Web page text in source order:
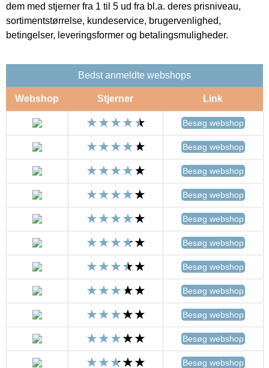
dem med stjerner fra 1 til 5 ud fra bl.a. deres prisniveau,
sortimentstørrelse, kundeservice, brugervenlighed,
betingelser, leveringsformer og betalingsmuligheder.
Bedst anmeldte webshops
Webshop Stjerner Link
Besøg webshop
Besøg webshop
Besøg webshop
Besøg webshop
Besøg webshop
Besøg webshop
Besøg webshop
Besøg webshop
Besøg webshop
Besøg webshop
Besøg webshop